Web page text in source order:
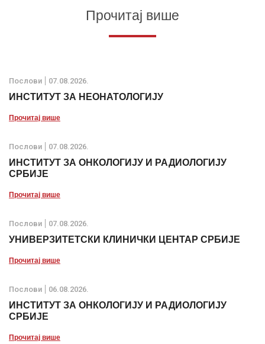
Прочитај више
Послови 07.08.2026.
ИНСТИТУТ ЗА НЕОНАТОЛОГИЈУ
Прочитај више
Послови 07.08.2026.
ИНСТИТУТ ЗА ОНКОЛОГИЈУ И РАДИОЛОГИЈУ
СРБИЈЕ
Прочитај више
Послови 07.08.2026.
УНИВЕРЗИТЕТСКИ КЛИНИЧКИ ЦЕНТАР СРБИЈЕ
Прочитај више
Послови 06.08.2026.
ИНСТИТУТ ЗА ОНКОЛОГИЈУ И РАДИОЛОГИЈУ
СРБИЈЕ
Прочитај више